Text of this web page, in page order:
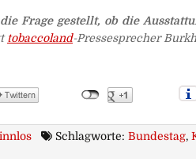
Frage gestellt, ob die
tobaccoland-Pressesprecher
Schlagworte: Bundestag,
im Bundestag: Ja und?